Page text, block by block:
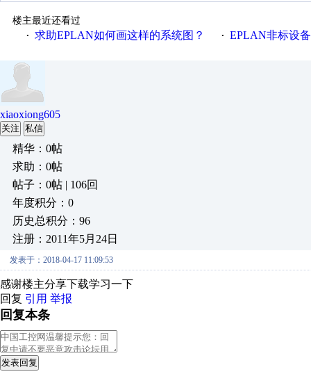
楼主最近还看过
· 求助EPLAN如何画这样的系统图？ · EPLAN非标设
xiaoxiong605
关注 私信
精华：0帖
求助：0帖
帖子：0帖 | 106回
年度积分：0
历史总积分：96
注册：2011年5月24日
发表于：2018-04-17 11:09:53
感谢楼主分享下载学习一下
回复 引用 举报
回复本条
发表回复